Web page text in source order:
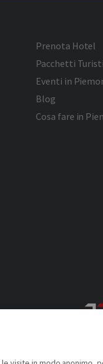
Prenota Hotel
Pacchetti
Eventi in
Blog
Cosa fare in